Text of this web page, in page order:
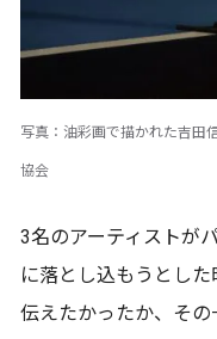
写真：油彩画で描かれた吉田
協会
3名のアーティストが
に落とし込もうとし
伝えたかったか、そ